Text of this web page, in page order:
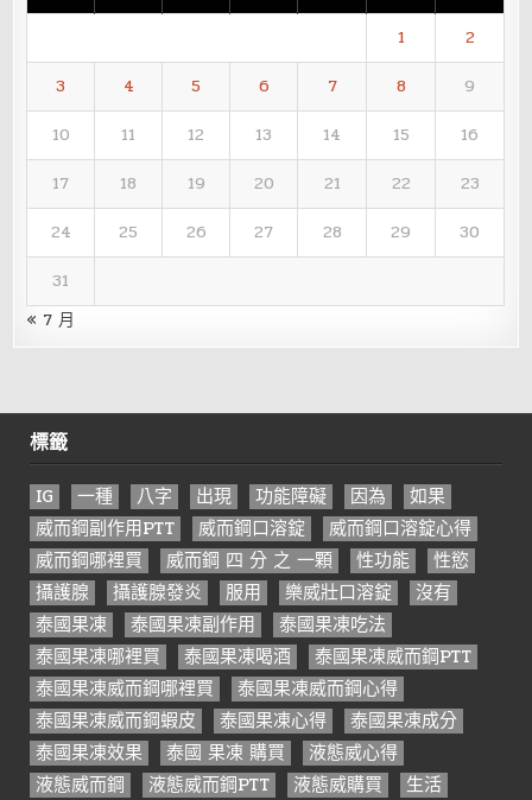
1
2
3
4 5 6 7 8
9
10
11 12 13 14 15
16
17
18 19 20 21 22
23
24
25 26 27 28 29
30
31
« 7 月
標籤
IG 一種 八字 出現 功能障礙 因為
如果
威而鋼副作用PTT
威而鋼口溶錠
威而鋼口溶錠心得
威而鋼哪裡買
威而鋼 四 分 之 一顆 性功能
性慾
攝護腺
攝護腺發炎 服用 樂威壯口溶錠
沒有
泰國果凍
泰國果凍副作用
泰國果凍吃法
泰國果凍哪裡買
泰國果凍喝酒
泰國果凍威而鋼PTT
泰國果凍威而鋼哪裡買
泰國果凍威而鋼心得
泰國果凍威而鋼蝦皮
泰國果凍心得
泰國果凍成分
泰國果凍效果
泰國 果凍 購買
液態威心得
液態威而鋼
液態威而鋼PTT 液態威購買
生活